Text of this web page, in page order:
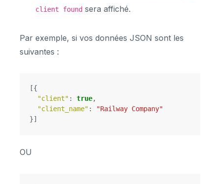
client found sera affiché.
Par exemple, si vos données JSON sont les
suivantes :
[{
"client" : true,
"client_name" :
"Railway Company"
}]
OU